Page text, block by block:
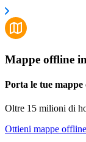
Mappe offline
Porta le tue mappe
Oltre 15 milioni di
Ottieni mappe offline